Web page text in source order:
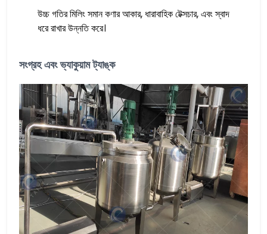
উচ্চ গতির মিলিং সমান কণার আকার, ধারাবাহিক টেক্সচার, এবং স্বাদ
ধরে রাখার উন্নতি করে।
সংগ্রহ এবং ভ্যাকুয়াম ট্যাঙ্ক